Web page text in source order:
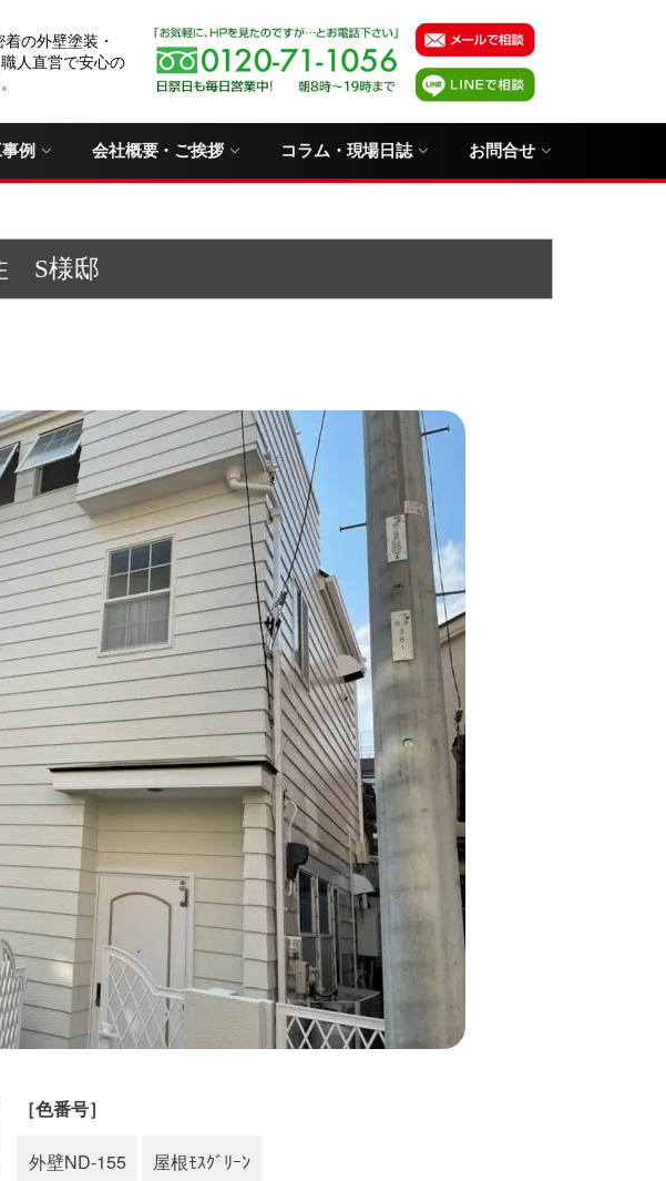
の外壁塗装・
人直営で安心の
例 会社概要・ご挨拶 コラム・現場日誌 お問合せ
S様邸
［色番号］
外壁ND-155 屋根ﾓｽｸﾞﾘｰﾝ